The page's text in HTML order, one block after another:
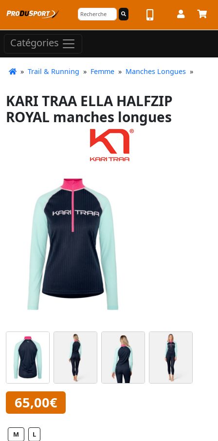
Catégories
» Trail & Running » Femme » Manches Longues »
KARI TRAA ELLA HALFZIP
ROYAL manches longues
65,00€
M L